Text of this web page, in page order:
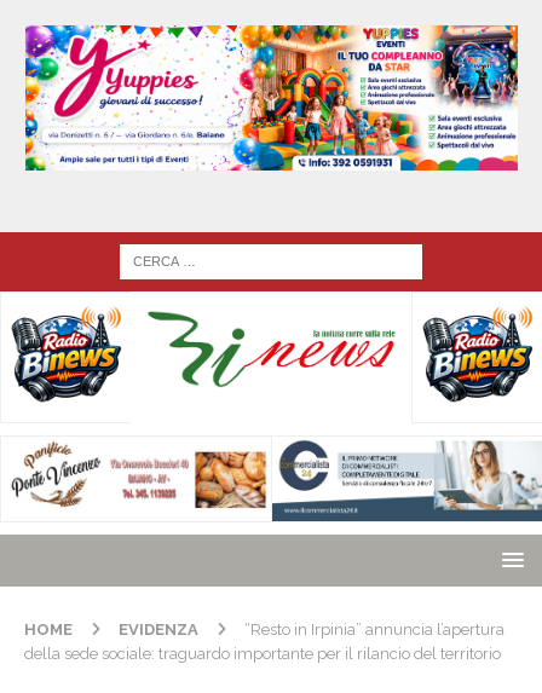
HOME EVIDENZA
“Resto in Irpinia” annuncia l’apertura
della sede sociale: traguardo importante per il rilancio del territorio